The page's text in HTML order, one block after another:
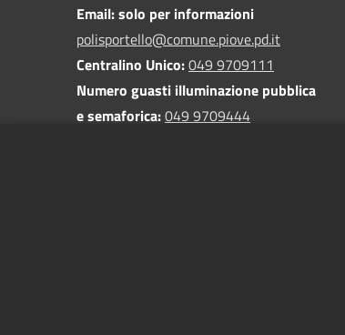
Email: solo per informazioni
polisportello@comune.piove.pd.it
Centralino Unico:049 9709111
Numero guasti illuminazione pubblica
e semaforica:049 9709444